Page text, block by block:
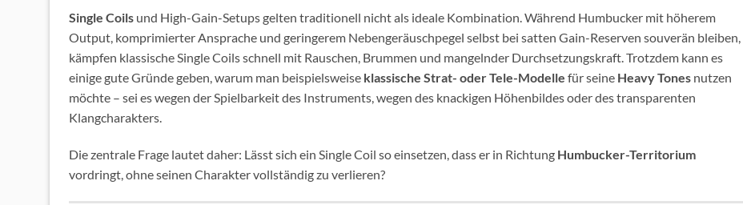
Single Coils und High-Gain-Setups gelten traditionell nicht als ideale Kombination. Während Humbucker mit höherem
Output, komprimierter Ansprache und geringerem Nebengeräuschpegel selbst bei satten Gain-Reserven souverän bleiben,
kämpfen klassische Single Coils schnell mit Rauschen, Brummen und mangelnder Durchsetzungskraft. Trotzdem kann es
einige gute Gründe geben, warum man beispielsweise klassische Strat- oder Tele-Modelle für seine Heavy Tones nutzen
möchte – sei es wegen der Spielbarkeit des Instruments, wegen des knackigen Höhenbildes oder des transparenten
Klangcharakters.
Die zentrale Frage lautet daher: Lässt sich ein Single Coil so einsetzen, dass er in Richtung Humbucker-Territorium
vordringt, ohne seinen Charakter vollständig zu verlieren?